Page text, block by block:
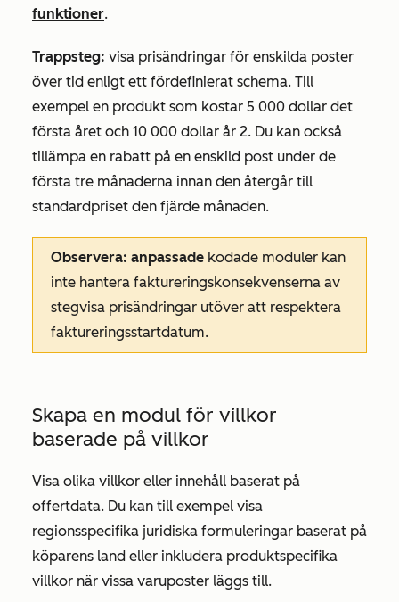
funktioner.
Trappsteg: visa prisändringar för enskilda poster
över tid enligt ett fördefinierat schema. Till
exempel en produkt som kostar 5 000 dollar det
första året och 10 000 dollar år 2. Du kan också
tillämpa en rabatt på en enskild post under de
första tre månaderna innan den återgår till
standardpriset den fjärde månaden.
Observera: anpassade kodade moduler kan
inte hantera faktureringskonsekvenserna av
stegvisa prisändringar utöver att respektera
faktureringsstartdatum.
Skapa en modul för villkor
baserade på villkor
Visa olika villkor eller innehåll baserat på
offertdata. Du kan till exempel visa
regionsspecifika juridiska formuleringar baserat på
köparens land eller inkludera produktspecifika
villkor när vissa varuposter läggs till.